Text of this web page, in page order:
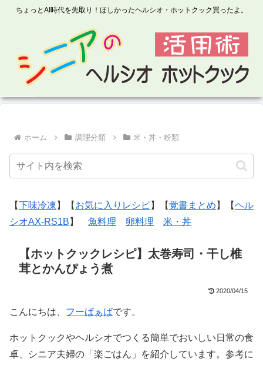
ちょっとAI時代を先取り！ほしかったヘルシオ・ホットクック買ったよ。
ホーム 調理分類 米・丼・粉類
【下味冷凍 】【 お気に入りレシピ】【覚書まとめ 】【ヘル
シオAX-RS1B 】 魚料理 卵料理 米・丼
【ホットクックレシピ】太巻寿司・干し椎
茸とかんぴょう煮
2020/04/15
こんにちは、 フーばぁばです。
ホットクックやヘルシオでつくる簡単でおいしい日常の食
卓、シニア夫婦の「楽ごはん」を紹介しています。参考に